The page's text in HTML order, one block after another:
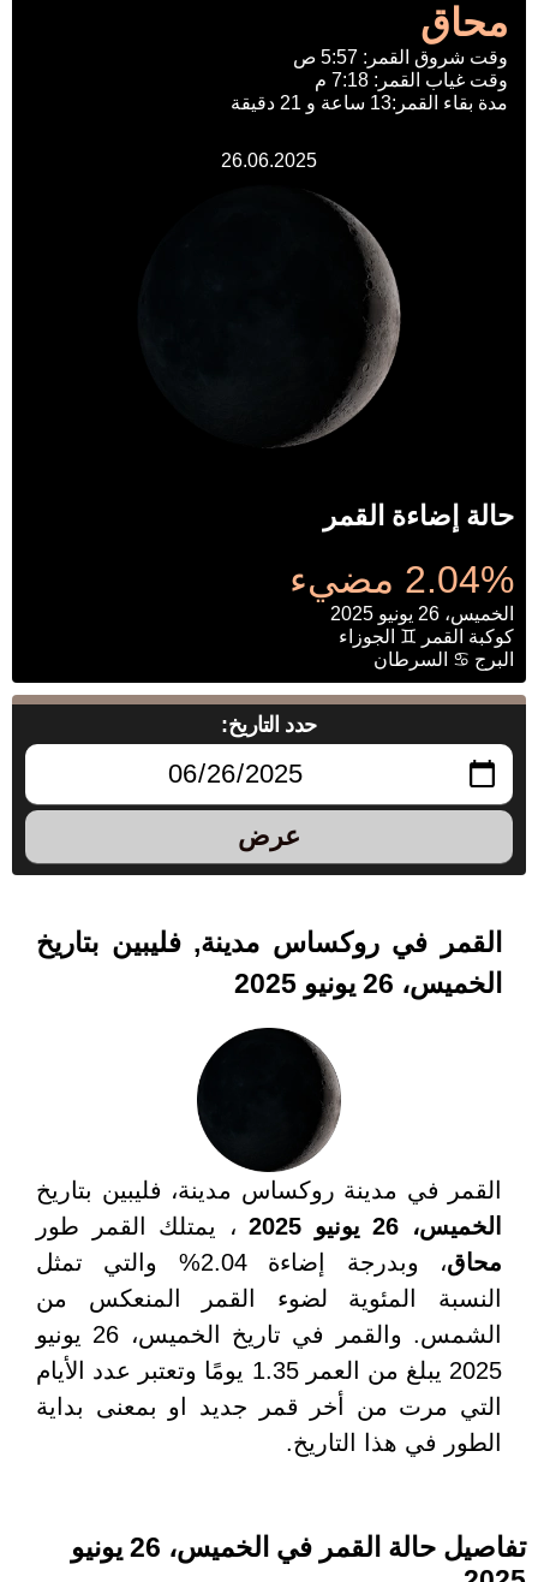
محاق
وقت شروق القمر: 5:57 ص
وقت غياب القمر: 7:18 م
مدة بقاء القمر:13 ساعة و 21 دقيقة
26.06.2025
حالة إضاءة القمر
2.04% مضيء
الخميس، 26 يونيو 2025
كوكبة القمر ♊ الجوزاء
البرج ♋ السرطان
حدد التاريخ:
عرض
القمر في روكساس مدينة, فليبين بتاريخ
الخميس، 26 يونيو 2025
القمر في مدينة روكساس مدينة، فليبين بتاريخ
الخميس، 26 يونيو 2025
، يمتلك القمر طور
محاق
، وبدرجة إضاءة 2.04% والتي تمثل
النسبة المئوية لضوء القمر المنعكس من
الشمس. والقمر في تاريخ الخميس، 26 يونيو
2025 يبلغ من العمر 1.35 يومًا وتعتبر عدد الأيام
التي مرت من أخر قمر جديد او بمعنى بداية
الطور في هذا التاريخ.
تفاصيل حالة القمر في الخميس، 26 يونيو